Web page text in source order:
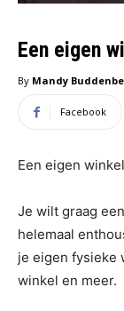
Een eigen
By Mandy
Facebook
Een eigen
Je wilt graag
helemaal
je eigen fysieke
winkel en meer.